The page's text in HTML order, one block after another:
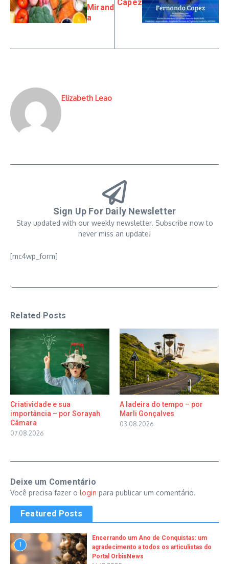
Mirand
a
Capez
Elizabeth Leao
Sign Up For Daily Newsletter
Stay updated with our weekly newsletter. Subscribe now to
never miss an update!
[mc4wp_form]
Related Posts
Criatividade e sua
importância – por Sorayah
Câmara
07.08.2026
A ladeira do tempo – por
Marli Gonçalves
03.08.2026
Deixe um Comentário
Você precisa fazer o login para publicar um comentário.
Featured Posts
1
Encerrando um Ano de Conquistas: um
agradecimento a todos os articulistas do
Portal OrbisNews